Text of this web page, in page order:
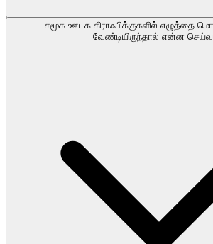
சமூக ஊடக கிராஃபிக்குகளில் எழுத்தை
வேண்டியிருந்தால் என்ன